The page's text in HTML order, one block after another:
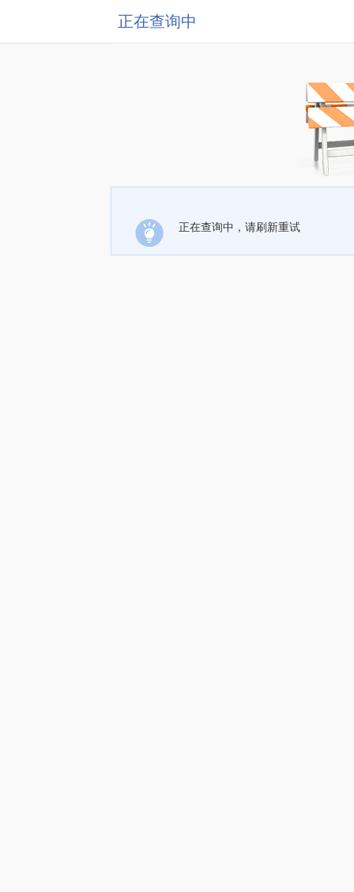
正在查询中
正在查询中，请刷新重试